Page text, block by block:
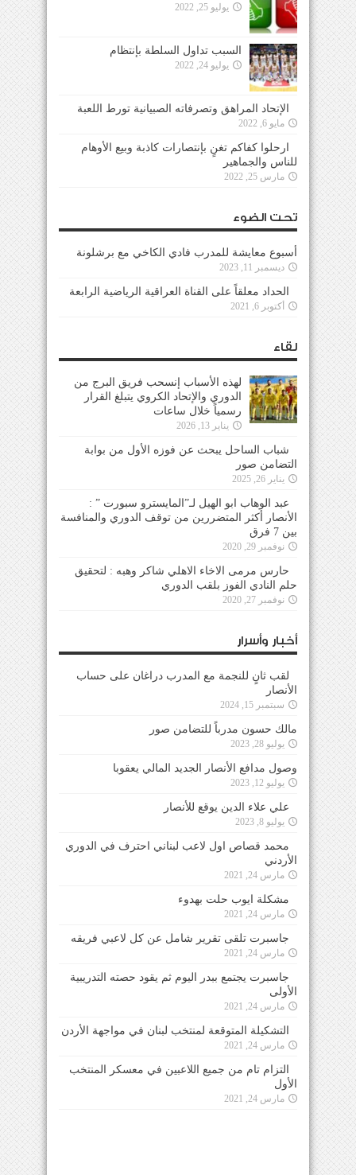
يوليو 25, 2022
السبب تداول السلطة بإنتظام
يوليو 24, 2022
الإتحاد المراهق وتصرفاته الصبيانية تورط اللعبة
مايو 6, 2022
ارحلوا كفاكم تغنٍ بإنتصارات كاذبة وبيع الأوهام
للناس والجماهير
مارس 25, 2022
تحت الضوء
أسبوع معايشة للمدرب فادي الكاخي مع برشلونة
ديسمبر 11, 2023
الحداد معلقاً على القناة العراقية الرياضية الرابعة
أكتوبر 6, 2021
لقاء
لهذه الأسباب إنسحب فريق البرج من
الدوري والإتحاد الكروي يتبلغ القرار
رسمياً خلال ساعات
يناير 13, 2026
شباب الساحل يبحث عن فوزه الأول من بوابة
التضامن صور
يناير 26, 2025
عبد الوهاب ابو الهيل لـ”المايسترو سبورت ” :
الأنصار أكثر المتضررين من توقف الدوري والمنافسة
بين 7 فرق
نوفمبر 29, 2020
حارس مرمى الاخاء الاهلي شاكر وهبه : لتحقيق
حلم النادي الفوز بلقب الدوري
نوفمبر 27, 2020
أخبار وأسرار
لقب ثانٍ للنجمة مع المدرب دراغان على حساب
الأنصار
سبتمبر 15, 2024
مالك حسون مدرباً للتضامن صور
يوليو 28, 2023
وصول مدافع الأنصار الجديد المالي يعقوبا
يوليو 12, 2023
علي علاء الدين يوقع للأنصار
يوليو 8, 2023
محمد قصاص اول لاعب لبناني احترف في الدوري
الأردني
مارس 24, 2021
مشكلة ايوب حلت بهدوء
مارس 24, 2021
جاسبرت تلقى تقرير شامل عن كل لاعبي فريقه
مارس 24, 2021
جاسبرت يجتمع ببدر اليوم ثم يقود حصته التدريبية
الأولى
مارس 24, 2021
التشكيلة المتوقعة لمنتخب لبنان في مواجهة الأردن
مارس 24, 2021
التزام تام من جميع اللاعبين في معسكر المنتخب
الأول
مارس 24, 2021